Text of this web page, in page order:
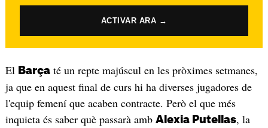
ACTIVAR ARA →
El Barçaté un repte majúscul en les pròximes setmanes,
ja que en aquest final de curs hi ha diverses jugadores de
l'equip femení que acaben contracte. Però el que més
inquieta és saber què passarà amb Alexia Putellas, la